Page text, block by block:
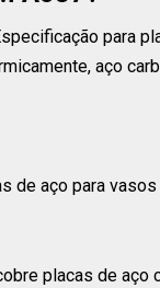
para
aço
de aço para
placas de aço